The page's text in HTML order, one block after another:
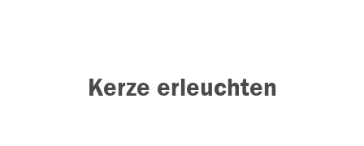
Kerze erleuchten